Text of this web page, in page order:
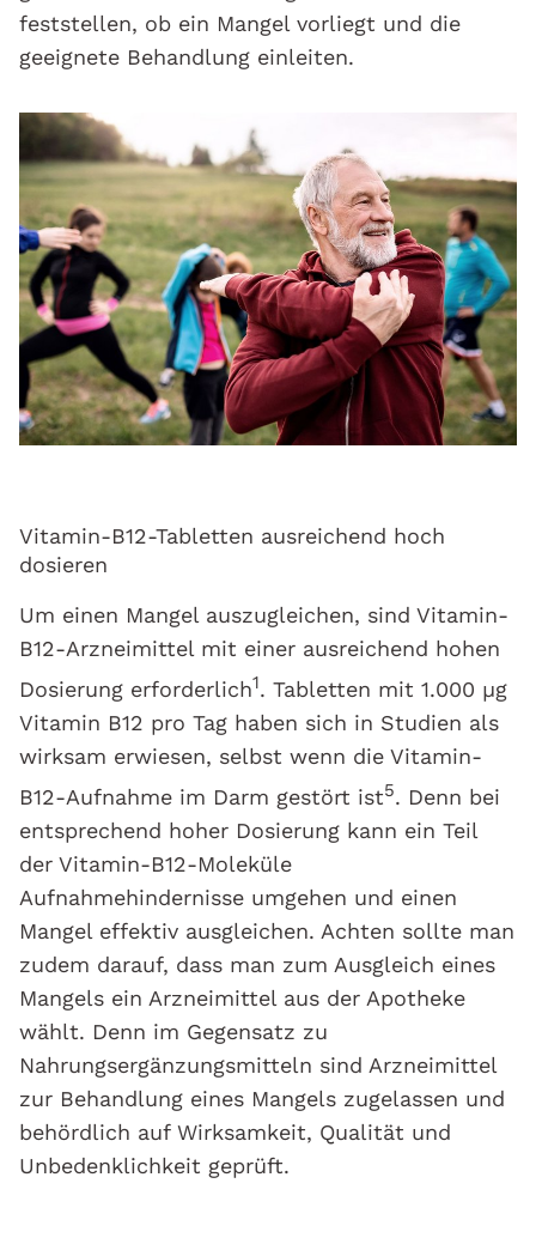
feststellen, ob ein Mangel vorliegt und die
geeignete Behandlung einleiten.
Vitamin-B12-Tabletten ausreichend hoch
dosieren
Um einen Mangel auszugleichen, sind Vitamin-
B12-Arzneimittel mit einer ausreichend hohen
Dosierung erforderlich1. Tabletten mit 1.000 μg
Vitamin B12 pro Tag haben sich in Studien als
wirksam erwiesen, selbst wenn die Vitamin-
B12-Aufnahme im Darm gestört ist5. Denn bei
entsprechend hoher Dosierung kann ein Teil
der Vitamin-B12-Moleküle
Aufnahmehindernisse umgehen und einen
Mangel effektiv ausgleichen. Achten sollte man
zudem darauf, dass man zum Ausgleich eines
Mangels ein Arzneimittel aus der Apotheke
wählt. Denn im Gegensatz zu
Nahrungsergänzungsmitteln sind Arzneimittel
zur Behandlung eines Mangels zugelassen und
behördlich auf Wirksamkeit, Qualität und
Unbedenklichkeit geprüft.